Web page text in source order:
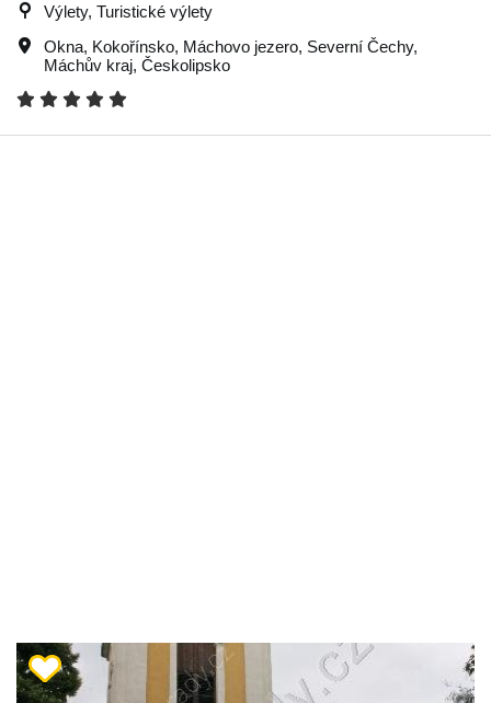
Výlety, Turistické výlety
Okna, Kokořínsko, Máchovo jezero, Severní Čechy,
Máchův kraj, Českolipsko